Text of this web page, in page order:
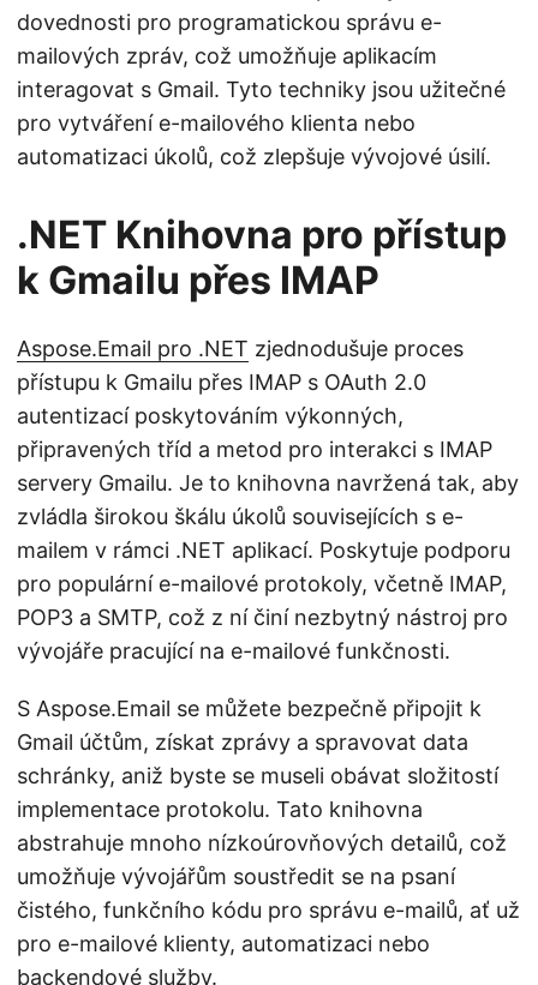
dovednosti pro programatickou správu e-
mailových zpráv, což umožňuje aplikacím
interagovat s Gmail. Tyto techniky jsou užitečné
pro vytváření e-mailového klienta nebo
automatizaci úkolů, což zlepšuje vývojové úsilí.
.NET Knihovna pro přístup
k Gmailu přes IMAP
Aspose.Email pro .NET zjednodušuje proces
přístupu k Gmailu přes IMAP s OAuth 2.0
autentizací poskytováním výkonných,
připravených tříd a metod pro interakci s IMAP
servery Gmailu. Je to knihovna navržená tak, aby
zvládla širokou škálu úkolů souvisejících s e-
mailem v rámci .NET aplikací. Poskytuje podporu
pro populární e-mailové protokoly, včetně IMAP,
POP3 a SMTP, což z ní činí nezbytný nástroj pro
vývojáře pracující na e-mailové funkčnosti.
S Aspose.Email se můžete bezpečně připojit k
Gmail účtům, získat zprávy a spravovat data
schránky, aniž byste se museli obávat složitostí
implementace protokolu. Tato knihovna
abstrahuje mnoho nízkoúrovňových detailů, což
umožňuje vývojářům soustředit se na psaní
čistého, funkčního kódu pro správu e-mailů, ať už
pro e-mailové klienty, automatizaci nebo
backendové služby.